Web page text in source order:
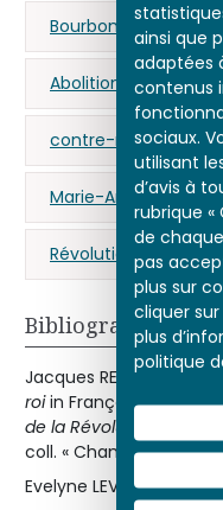
ainsi que
adaptées
contenus
sociaux.
utilisant
d’avis à
rubrique «
de
pas
plus sur
cliquer sur
plus
politique
Bourbons
Abolition de la
contre-révolution
Marie-Antoinette
Révolution française
Bibliographie
Jacques REVEL, Mona
roiin François FURET et
de la Révolution
coll. « Champs », 1992.
Evelyne LEVER,Marie-